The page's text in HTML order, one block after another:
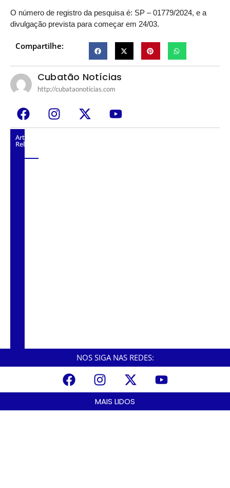
O número de registro da pesquisa é: SP – 01779/2024, e a
divulgação prevista para começar em 24/03.
Compartilhe:
Cubatão Notícias
http://cubataonoticias.com
Artigos
Relacionados
NOS SIGA NAS REDES:
MAIS LIDOS